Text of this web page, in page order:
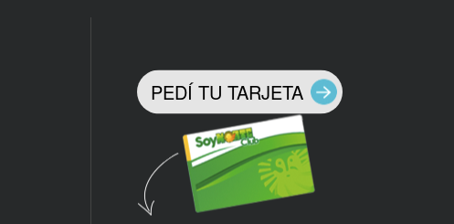
PEDÍ TU TARJETA